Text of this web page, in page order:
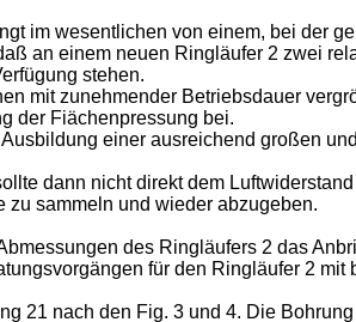
im wesentlichen von einem, bei der
an einem neuen Ringläufer 2 zwei
stehen.
mit zunehmender Betriebsdauer
der Fiächenpressung bei.
einer ausreichend großen
dann nicht direkt dem
zu sammeln und wieder abzugeben.
des Ringläufers 2 das
für den Ringläufer 2
21 nach den Fig. 3 und 4. Die